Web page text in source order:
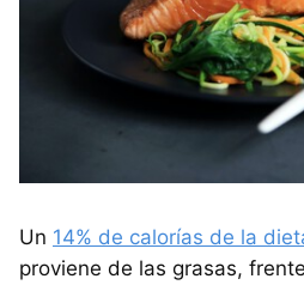
Un 14% de calorías de la
proviene de las grasas,